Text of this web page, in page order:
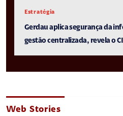
Estratégia
Gerdau aplica segurança da
gestão centralizada, revela o
Web Stories